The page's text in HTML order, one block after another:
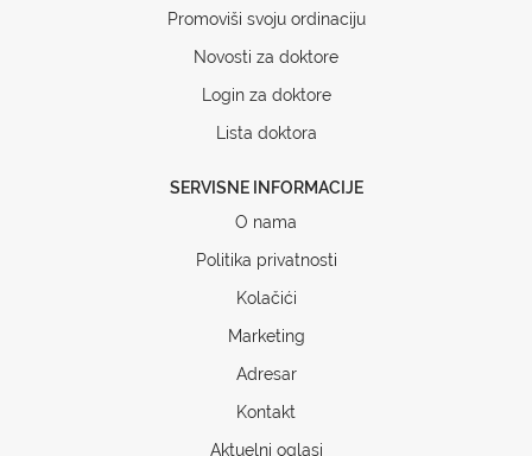
Promoviši svoju ordinaciju
Novosti za doktore
Login za doktore
Lista doktora
SERVISNE INFORMACIJE
O nama
Politika privatnosti
Kolačići
Marketing
Adresar
Kontakt
Aktuelni oglasi